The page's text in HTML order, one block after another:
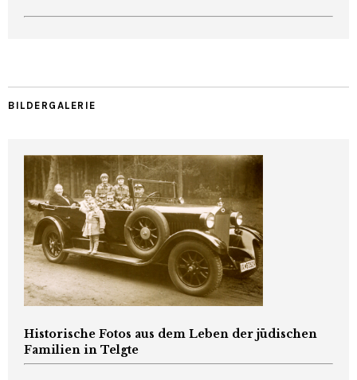
BILDERGALERIE
Historische Fotos aus dem Leben der jüdischen
Familien in Telgte